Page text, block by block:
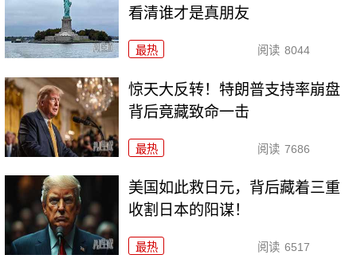
看清谁才是真朋友
最热 阅读 8044
惊天大反转！特朗普支持率崩盘
背后竟藏致命一击
最热 阅读 7686
美国如此救日元，背后藏着三重
收割日本的阳谋！
最热 阅读 6517